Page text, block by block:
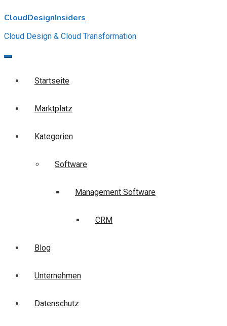
to
CloudDesignInsiders
Cloud Design & Cloud Transformation
Startseite
Marktplatz
Kategorien
Software
Management Software
CRM
Blog
Unternehmen
Datenschutz